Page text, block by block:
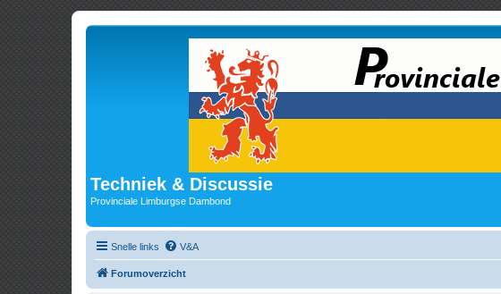
Techniek & Discussie
Provinciale Limburgse Dambond
Snelle links V&A
Forumoverzicht